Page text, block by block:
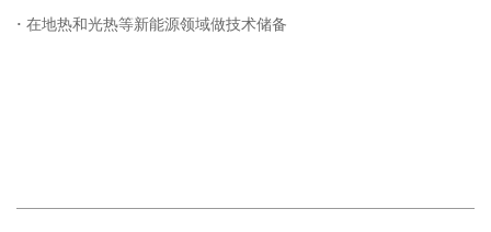
· 在地热和光热等新能源领域做技术储备